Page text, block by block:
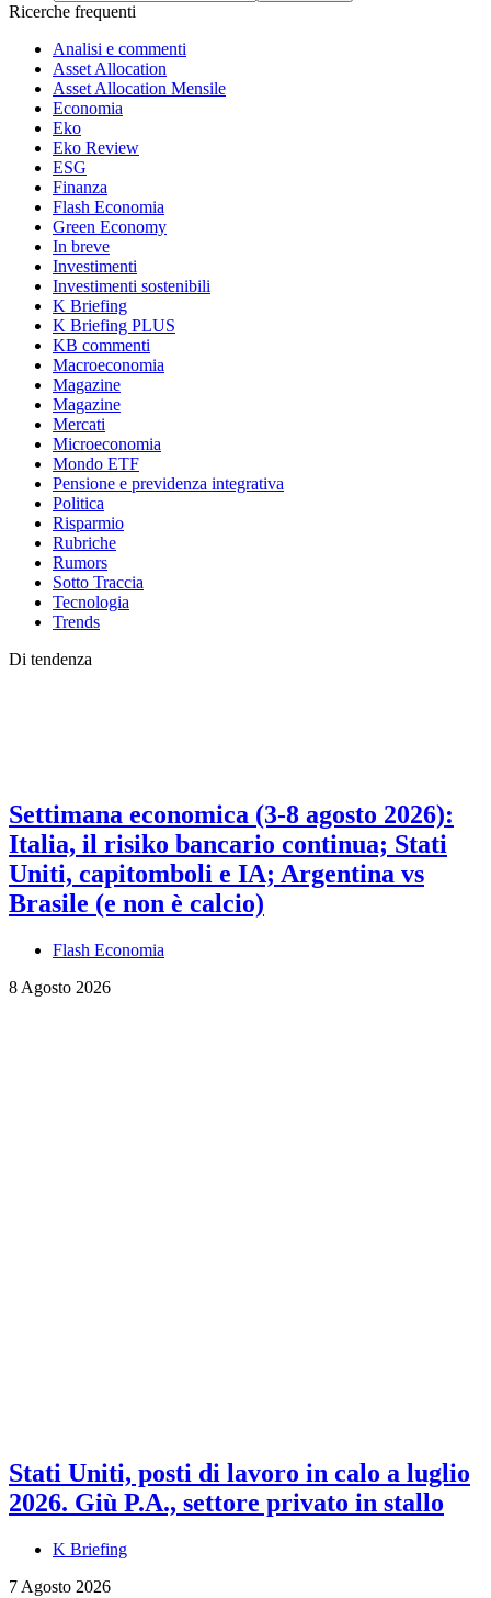
Ricerche frequenti
Analisi e commenti
Asset Allocation
Asset Allocation Mensile
Economia
Eko
Eko Review
ESG
Finanza
Flash Economia
Green Economy
In breve
Investimenti
Investimenti sostenibili
K Briefing
K Briefing PLUS
KB commenti
Macroeconomia
Magazine
Magazine
Mercati
Microeconomia
Mondo ETF
Pensione e previdenza integrativa
Politica
Risparmio
Rubriche
Rumors
Sotto Traccia
Tecnologia
Trends
Di tendenza
Settimana economica (3-8 agosto 2026):
Italia, il risiko bancario continua; Stati
Uniti, capitomboli e IA; Argentina vs
Brasile (e non è calcio)
Flash Economia
8 Agosto 2026
Stati Uniti, posti di lavoro in calo a luglio
2026. Giù P.A., settore privato in stallo
K Briefing
7 Agosto 2026